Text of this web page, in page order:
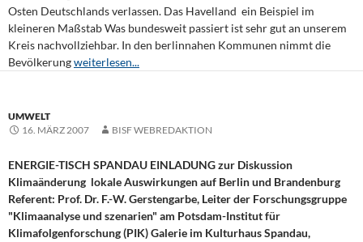
Osten Deutschlands verlassen. Das Havelland  ein Beispiel im
kleineren Maßstab Was bundesweit passiert ist sehr gut an unserem
Kreis nachvollziehbar. In den berlinnahen Kommunen nimmt die
Bevölkerungweiterlesen...
UMWELT
16. MÄRZ 2007
BISF WEBREDAKTION
ENERGIE-TISCH SPANDAU EINLADUNG zur Diskussion
Klimaänderung  lokale Auswirkungen auf Berlin und Brandenburg
Referent: Prof. Dr. F.-W. Gerstengarbe, Leiter der Forschungsgruppe
"Klimaanalyse und szenarien" am Potsdam-Institut für
Klimafolgenforschung (PIK) Galerie im Kulturhaus Spandau,